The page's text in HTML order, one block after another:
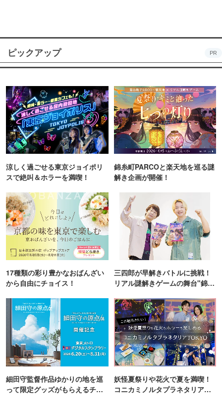
ピックアップ PR
涼しく過ごせる東京ジョイポリ
スで絶叫＆ホラーを満喫！
錦糸町PARCOと楽天地を巡る謎
解き企画が開催！
17種類の彩り豊かなおばんざい
から自由にチョイス！
三四郎が早解きバトルに挑戦！
リアル謎解きゲームの舞台"錦糸
細田守監督作品ゆかりの地を巡
って限定グッズがもらえるチャ
妖怪夏祭りや花火で夏を満喫！
コニカミノルタプラネタリア